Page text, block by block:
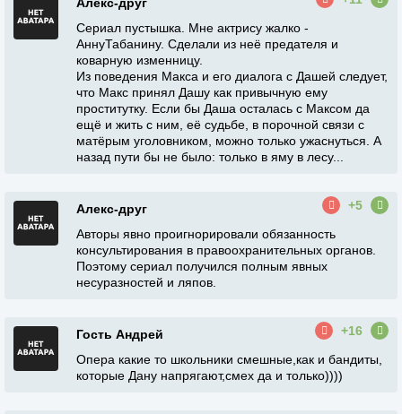
Сериал пустышка. Мне актрису жалко -
АннуТабанину. Сделали из неё предателя и
коварную изменницу.
Из поведения Макса и его диалога с Дашей следует,
что Макс принял Дашу как привычную ему
проститутку. Если бы Даша осталась с Максом да
ещё и жить с ним, её судьбе, в порочной связи с
матёрым уголовником, можно только ужаснуться. А
назад пути бы не было: только в яму в лесу...
Алекс-друг
+5
Авторы явно проигнорировали обязанность
консультирования в правоохранительных органов.
Поэтому сериал получился полным явных
несуразностей и ляпов.
Гость Андрей
+16
Опера какие то школьники смешные,как и бандиты,
которые Дану напрягают,смех да и только))))